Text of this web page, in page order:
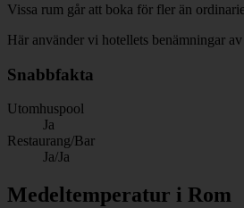
Vissa rum går att boka för fler än
Här använder vi hotellets benämningar
Snabbfakta
Utomhuspool
Ja
Restaurang/Bar
Ja/Ja
Medeltemperatur i Rom